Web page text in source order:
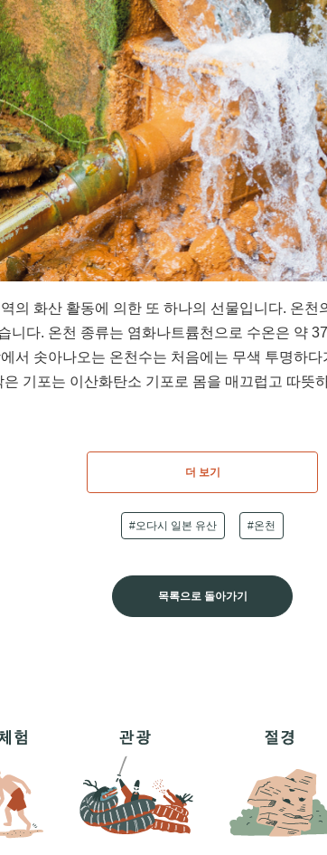
의 화산 활동에 의한 또 하나의 선물입니다. 온천
니다. 온천 종류는 염화나트륨천으로 수온은 약
서 솟아나오는 온천수는 처음에는 무색 투명하
기포는 이산화탄소 기포로 몸을 매끄럽고 따뜻
더 보기
#오다시 일본 유산 #온천
목록으로 돌아가기